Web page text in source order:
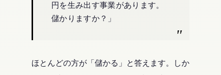
円を生み出す事業があります。
儲かりますか？」
ほとんどの方が「儲かる」と答えます。しか